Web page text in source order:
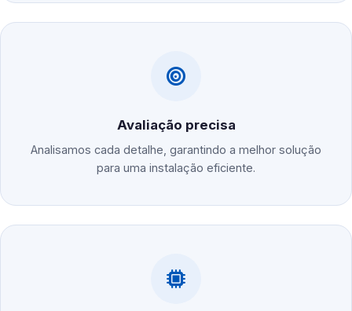
Avaliação precisa
Analisamos cada detalhe, garantindo a melhor solução
para uma instalação eficiente.